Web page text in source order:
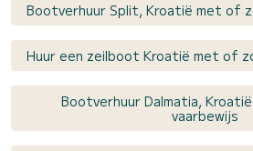
Bootverhuur Split, Kroatië met of
Huur een zeilboot Kroatië met of
Bootverhuur Dalmatia,
vaarbewijs